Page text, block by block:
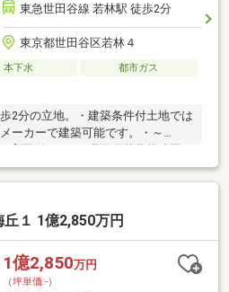
東急世田谷線 若林駅 徒歩2分
東京都世田谷区若林４
本下水
都市ガス
2分の立地。・建築条件付土地では
ーカーで建築可能です。・～
・世田谷中学校:約800ｍ・セブンイ
ｍ・ピーコックストア三軒茶屋
１ 1億2,850万円
1億2,850万円
（坪単価:-）